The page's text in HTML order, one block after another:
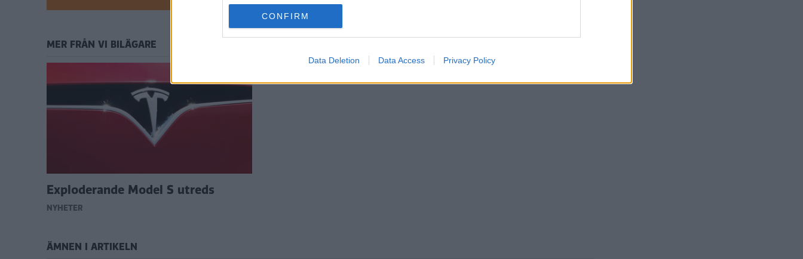
CONFIRM
Data Deletion Data Access Privacy Policy
MER FRÅN VI BILÄGARE
Exploderande Model S utreds
NYHETER
ÄMNEN I ARTIKELN